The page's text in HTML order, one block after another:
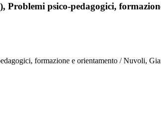
psico-pedagogici,
formazione e orientamento / Nuvoli,